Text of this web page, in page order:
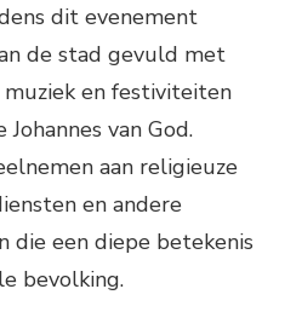
dit evenement
de stad gevuld met
muziek en festiviteiten
van God.
aan religieuze
en andere
die een diepe betekenis
bevolking.